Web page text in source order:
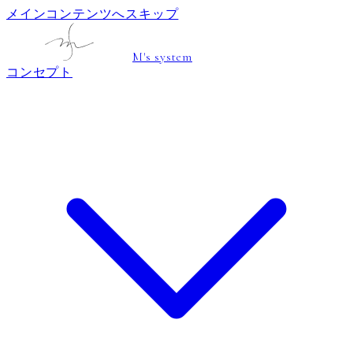
メインコンテンツへスキップ
M's system
コンセプト